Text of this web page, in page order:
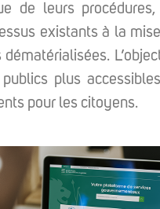
de leurs
existants à la
dématérialisées.
plus
pour les citoyens.